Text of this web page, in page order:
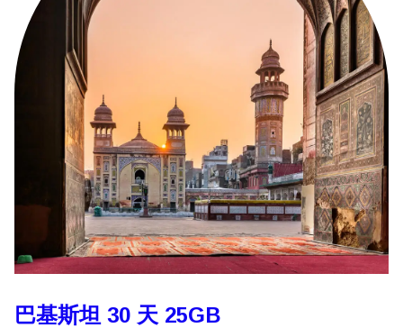
巴基斯坦 30 天 25GB